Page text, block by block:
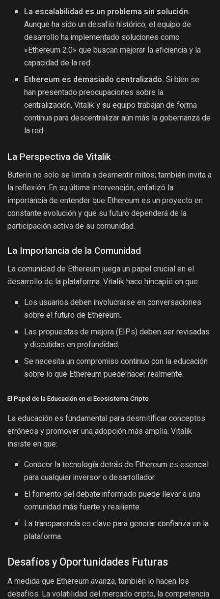
La escalabilidad es un problema sin solución.
Aunque ha sido un desafío histórico, el equipo de
desarrollo ha implementado soluciones como
«Ethereum 2.0» que buscan mejorar la eficiencia y la
capacidad de la red.
Ethereum es demasiado centralizado. Si bien se
han presentado preocupaciones sobre la
centralización, Vitalik y su equipo trabajan de forma
continua para descentralizar aún más la gobernanza de
la red.
La Perspectiva de Vitalik
Buterin no solo se limita a desmentir mitos; también invita a
la reflexión. En su última intervención, enfatizó la
importancia de entender que Ethereum es un proyecto en
constante evolución y que su futuro dependerá de la
participación activa de su comunidad.
La Importancia de la Comunidad
La comunidad de Ethereum juega un papel crucial en el
desarrollo de la plataforma. Vitalik hace hincapié en que:
Los usuarios deben involucrarse en conversaciones
sobre el futuro de Ethereum.
Las propuestas de mejora (EIPs) deben ser revisadas
y discutidas en profundidad.
Se necesita un compromiso continuo con la educación
sobre lo que Ethereum puede hacer realmente.
El Papel de la Educación en el Ecosistema Cripto
La educación es fundamental para desmitificar conceptos
erróneos y promover una adopción más amplia. Vitalik
insiste en que:
Conocer la tecnología detrás de Ethereum es esencial
para cualquier inversor o desarrollador.
El fomento del debate informado puede llevar a una
comunidad más fuerte y resiliente.
La transparencia es clave para generar confianza en la
plataforma.
Desafíos y Oportunidades Futuras
A medida que Ethereum avanza, también lo hacen los
desafíos. La volatilidad del mercado cripto, la competencia